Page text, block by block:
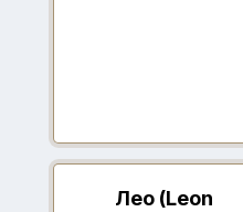
Лео (Leon